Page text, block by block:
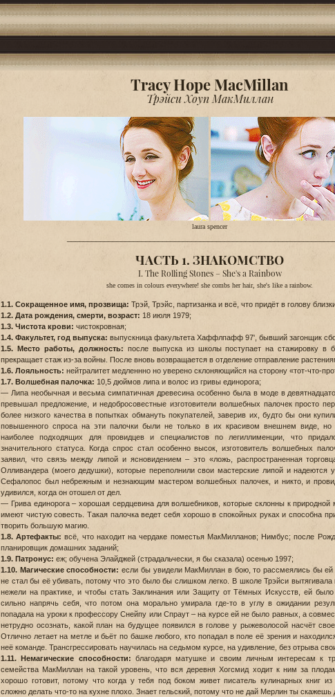
Tracy Hope MacMillan
Трэйси Хоуп МакМиллан
laura spencer
ЧАСТЬ 1. ЗНАКОМСТВО
I. The Rolling Stones – She's a Rainbow
she comes in colours everywhere! she combs her hair, she's like a rainbow.
1.1. Сокращенное имя, прозвища: Трэй, Трэйс, партизанка и всё, что придёт в голову
1.2. Дата рождения, смерти, возраст: 18 июля 1979;
1.3. Чистота крови: чистокровная;
1.4. Факультет, год выпуска: выпускница факультета Хаффлпафф 97', бывший загонщик
1.5. Место работы, должность: после выпуска из школы поступает на стажировку в
прекращает стаж из-за войны. После вновь возвращается в отделение отправление
1.6. Лояльность: нейтралитет медленнно но уверено склоняющийся на сторону «тот-что-
1.7. Волшебная палочка: 10,5 дюймов липа и волос из гривы единорога;
— Липа необычная и весьма симпатичная древесина особенно была в моде в
превышал предложение, и недобросовестные изготовители волшебных палочек просто
более низкого качества в попытках обмануть покупателей, заверив их, будто бы они
повышенного спроса на эти палочки были не только в их красивом внешнем виде, но
наиболее подходящих для провидцев и специалистов по легиллименции, что
значительного статуса. Когда спрос стал особенно высок, изготовитель волшебных
заявил, что связь между липой и ясновидением – это «ложь, распространенная
Олливандера (моего дедушки), которые переполнили свои мастерские липой и надеются
Сефалопос был небрежным и незнающим мастером волшебных палочек, и никто, и
удивился, когда он отошел от дел.
— Грива единорога – хорошая сердцевина для волшебников, которые склонны к
имеют чистую совесть. Такая палочка ведет себя хорошо в спокойных руках и способна
творить большую магию.
1.8. Артефакты: всё, что находит на чердаке поместья МакМилланов; Нимбус; после
планировщик домашних заданий;
1.9. Патронус: еж; обучена Элайджей (страдальчески, я бы сказала) осенью 1997;
1.10. Магические способности: если бы увидели МакМиллан в бою, то рассмеялись бы
не стал бы её убивать, потому что это было бы слишком легко. В школе Трэйси вытягивала
нежели на практике, и чтобы стать Заклинания или Защиту от Тёмных Искусств, ей было
сильно напрячь себя, что потом она морально умирала где-то в углу в ожидании
попадала на уроки к профессору Снейпу или Спраут – на курсе ей не было равных, а
нетрудно осознать, какой план на будущее появился в голове у рыжеволосой насчёт
Отлично летает на метле и бьёт по башке любого, кто попадал в поле её зрения и
неё команде. Трансгрессировать научилась на седьмом курсе, на удивление, без отрыва
1.11. Немагические способности: благодаря матушке и своим личным интересам к
семейства МакМиллан на такой уровень, что вся деревня Хогсмид ходит к ним за
хорошо готовит, потому что когда у тебя под боком живет писатель кулинарных книг из
сложно делать что-то на кухне плохо. Знает гельский, потому что не дай Мерлин ты скажешь